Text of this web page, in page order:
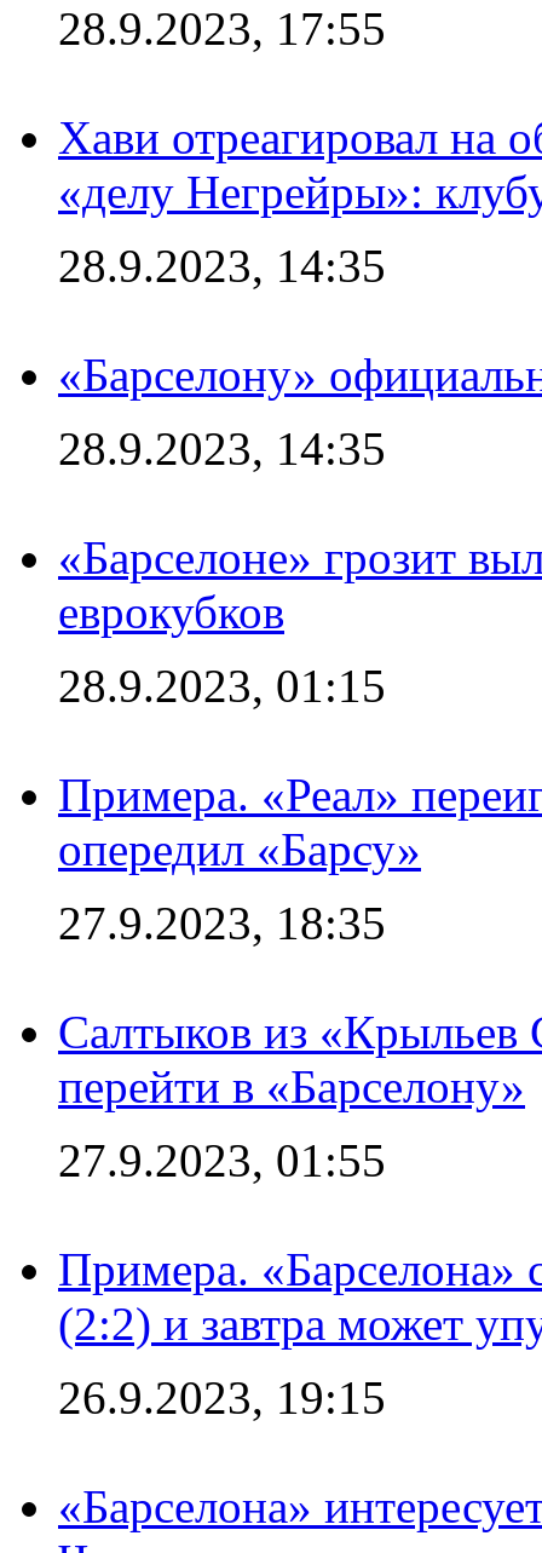
28.9.2023, 17:55
Хави отреагировал на
«делу Негрейры»:
28.9.2023, 14:35
«Барселону»
28.9.2023, 14:35
«Барселоне» грозит
еврокубков
28.9.2023, 01:15
Примера. «Реал»
опередил «Барсу»
27.9.2023, 18:35
Салтыков из «Крыльев
перейти в «Барселону»
27.9.2023, 01:55
Примера. «Барселона»
(2:2) и завтра может
26.9.2023, 19:15
«Барселона»